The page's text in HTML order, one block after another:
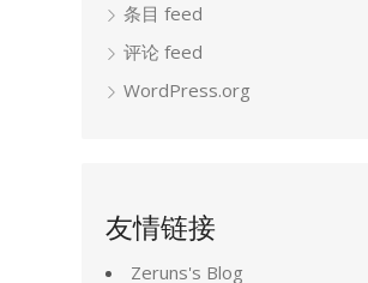
条目 feed
评论 feed
WordPress.org
友情链接
Zeruns's Blog